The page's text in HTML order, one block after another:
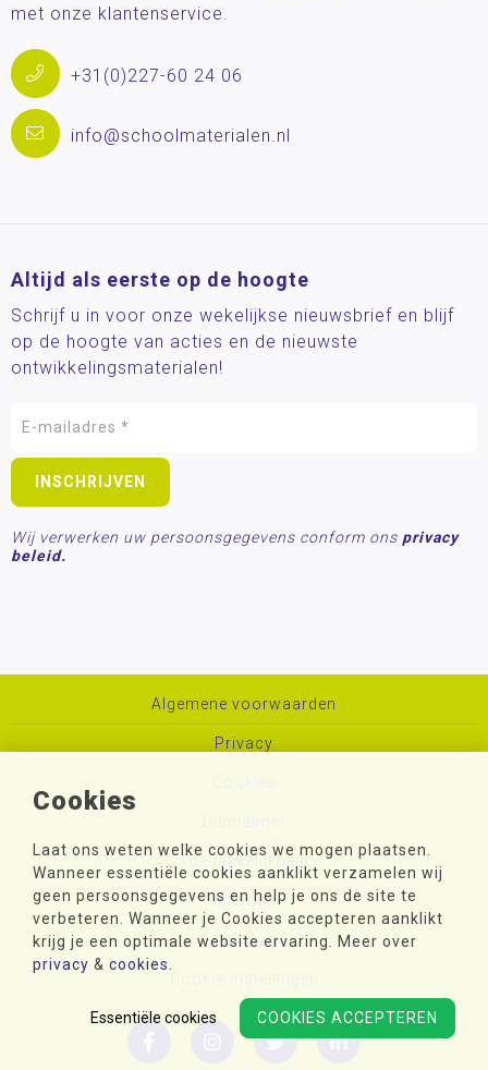
Cookies
Laat ons weten welke cookies we mogen plaatsen.
Wanneer essentiële cookies aanklikt verzamelen wij
geen persoonsgegevens en help je ons de site te
verbeteren. Wanneer je Cookies accepteren aanklikt
krijg je een optimale website ervaring. Meer over
privacy & cookies
COOKIES ACCEPTEREN
Essentiële cookies
met onze klantenservice.
+31(0)227-60 24 06
info@schoolmaterialen.nl
Altijd als eerste op de hoogte
Schrijf u in voor onze wekelijkse nieuwsbrief en blijf
op de hoogte van acties en de nieuwste
ontwikkelingsmaterialen!
Wij verwerken uw persoonsgegevens conform ons privacy
beleid.
Algemene voorwaarden
Privacy
Toegankelijkheid
Sitemap
Colofon